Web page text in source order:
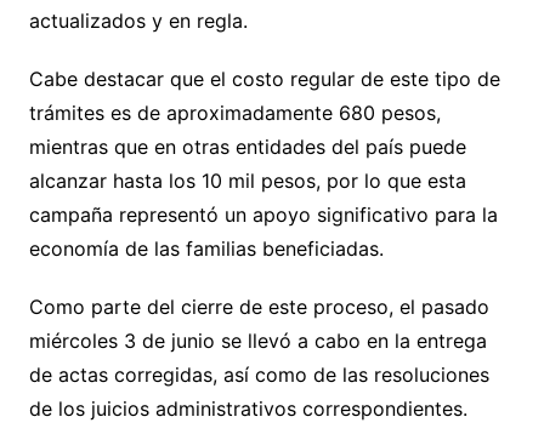
actualizados y en regla.
Cabe destacar que el costo regular de este tipo de
trámites es de aproximadamente 680 pesos,
mientras que en otras entidades del país puede
alcanzar hasta los 10 mil pesos, por lo que esta
campaña representó un apoyo significativo para la
economía de las familias beneficiadas.
Como parte del cierre de este proceso, el pasado
miércoles 3 de junio se llevó a cabo en la entrega
de actas corregidas, así como de las resoluciones
de los juicios administrativos correspondientes.